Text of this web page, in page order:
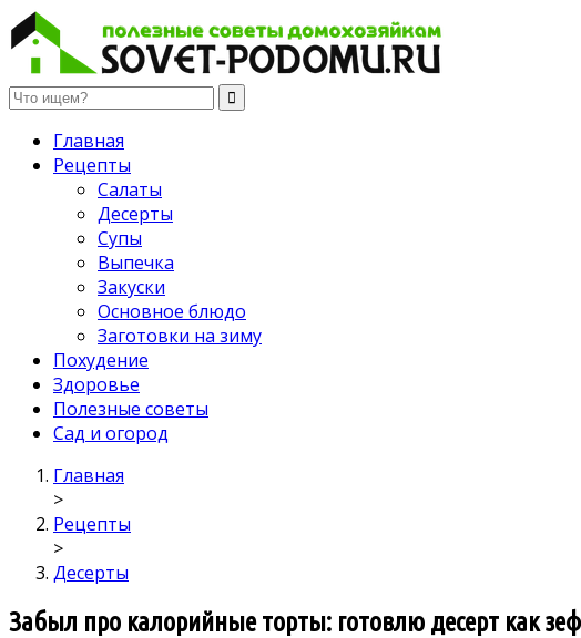
Полезные советы домохозяйкам
Главная
Рецепты
Салаты
Десерты
Супы
Выпечка
Закуски
Основное блюдо
Заготовки на зиму
Похудение
Здоровье
Полезные советы
Сад и огород
Главная
>
Рецепты
>
Десерты
Забыл про калорийные торты: готовлю десерт как